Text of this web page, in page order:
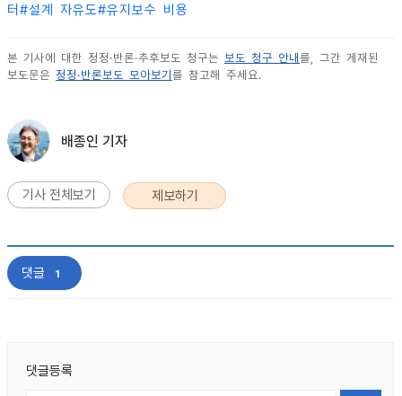
터 #설계 자유도#유지보수 비용
본 기사에 대한 정정·반론·추후보도 청구는 보도 청구 안내 를, 그간 게재된
보도문은 정정·반론보도 모아보기 를 참고해 주세요.
배종인 기자
기사 전체보기 제보하기
댓글 1
댓글등록